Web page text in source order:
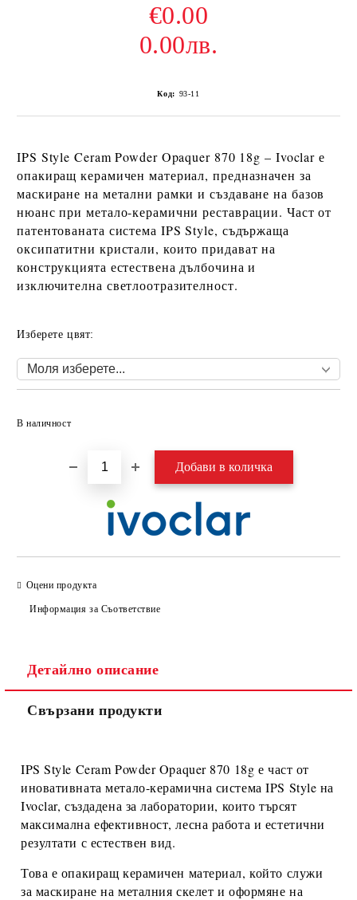
€0.00
0.00лв.
Код: 93-11
IPS Style Ceram Powder Opaquer 870 18g – Ivoclar е
опакиращ керамичен материал, предназначен за
маскиране на метални рамки и създаване на базов
нюанс при метало-керамични реставрации. Част от
патентованата система IPS Style, съдържаща
оксипатитни кристали, които придават на
конструкцията естествена дълбочина и
изключителна светлоотразителност.
Изберете цвят:
В наличност
Оцени продукта
Информация за Съответствие
Детайлно описание
Свързани продукти
IPS Style Ceram Powder Opaquer 870 18g е част от
иновативнатаметало-керамична система IPS Style на
Ivoclar, създадена за лаборатории, които търсят
максимална ефективност, лесна работа и естетични
резултати с естествен вид.
Това е опакиращ керамичен материал, който служи
за маскиране на металния скелет и оформяне на